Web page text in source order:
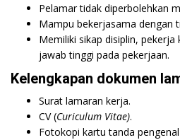
Pelamar tidak diperbolehkan
Mampu bekerjasama dengan
Memiliki sikap disiplin,
jawab tinggi pada pekerjaan.
Kelengkapan dokumen
Surat lamaran kerja.
CV (Curiculum Vitae).
Fotokopi kartu tanda